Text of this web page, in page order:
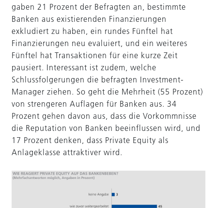
gaben 21 Prozent der Befragten an, bestimmte
Banken aus existierenden Finanzierungen
exkludiert zu haben, ein rundes Fünftel hat
Finanzierungen neu evaluiert, und ein weiteres
Fünftel hat Transaktionen für eine kurze Zeit
pausiert. Interessant ist zudem, welche
Schlussfolgerungen die befragten Investment-
Manager ziehen. So geht die Mehrheit (55 Prozent)
von strengeren Auflagen für Banken aus. 34
Prozent gehen davon aus, dass die Vorkommnisse
die Reputation von Banken beeinflussen wird, und
17 Prozent denken, dass Private Equity als
Anlageklasse attraktiver wird.